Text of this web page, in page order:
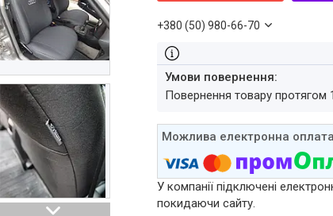
+380 (50) 980-66-70
повернення товару протягом
У компанії підключені
покидаючи сайту.